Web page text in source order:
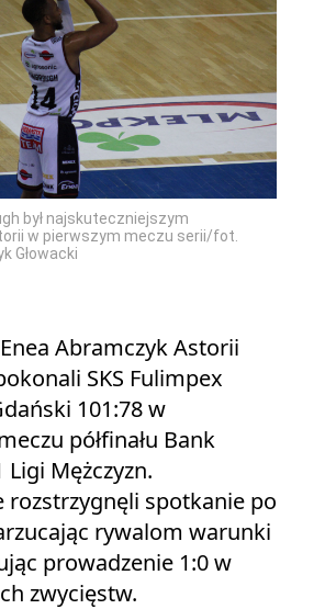
był najskuteczniejszym
w pierwszym meczu serii/fot.
Głowacki
Abramczyk Astorii
SKS Fulimpex
101:78 w
półfinału Bank
Ligi Mężczyzn.
rozstrzygnęli spotkanie po
rywalom warunki
prowadzenie 1:0 w
zwycięstw.